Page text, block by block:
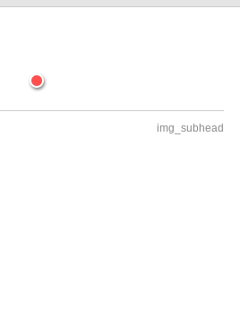
img_subhead